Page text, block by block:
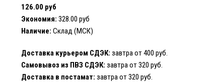
126.00 руб
Экономия: 328.00 руб
Наличие: Склад (МСК)
Доставка курьером СДЭК: завтра от 400 руб.
Самовывоз из ПВЗ СДЭК: завтра от 320 руб.
Доставка в постамат: завтра от 320 руб.